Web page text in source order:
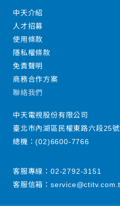
中天介紹
人才招募
使用條款
隱私權條款
免責聲明
商務合作方案
聯絡我們
中天電視股份有限公司
臺北市內湖區民權東路六段25號
總機：(02)6600-7766
客服專線： 02-2792-3151
客服信箱：